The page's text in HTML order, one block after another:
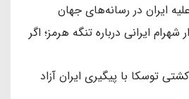
ایران در رسانه‌های جهان
ایرانی درباره تنگه هرمز؛ اگر
کشتی توسکا با پیگیری ایران آزاد